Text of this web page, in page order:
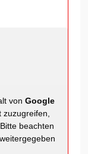
vonGoogle
beachten